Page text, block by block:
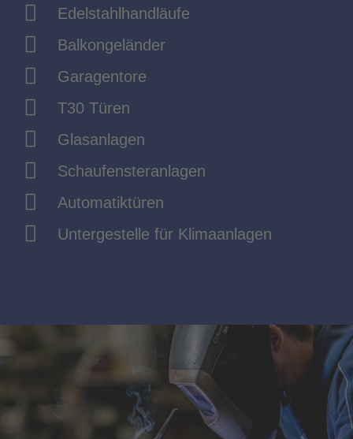
Edelstahlhandläufe
Balkongeländer
Garagentore
T30 Türen
Glasanlagen
Schaufensteranlagen
Automatiktüren
Untergestelle für Klimaanlagen